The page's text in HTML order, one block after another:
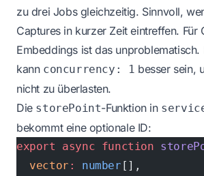
zu drei Jobs gleichzeitig. Sinnvoll,
Captures in kurzer Zeit eintreffen. Für
Embeddings ist das unproblematisch.
kann concurrency: 1 besser sein,
nicht zu überlasten.
Die storePoint-Funktion in
bekommt eine optionale ID:
export async function
  vector
: number [],